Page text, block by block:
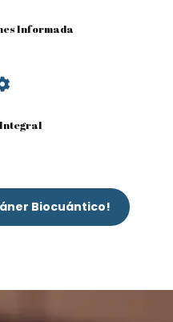
Informada
Biocuántico!